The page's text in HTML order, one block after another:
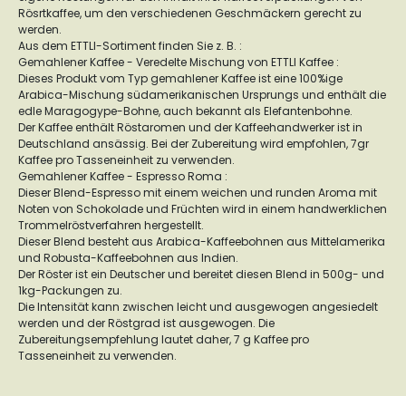
Rösrtkaffee, um den verschiedenen Geschmäckern gerecht zu
werden.
Aus dem ETTLI-Sortiment finden Sie z. B. :
Gemahlener Kaffee - Veredelte Mischung von ETTLI Kaffee :
Dieses Produkt vom Typ gemahlener Kaffee ist eine 100%ige
Arabica-Mischung südamerikanischen Ursprungs und enthält die
edle Maragogype-Bohne, auch bekannt als Elefantenbohne.
Der Kaffee enthält Röstaromen und der Kaffeehandwerker ist in
Deutschland ansässig. Bei der Zubereitung wird empfohlen, 7gr
Kaffee pro Tasseneinheit zu verwenden.
Gemahlener Kaffee - Espresso Roma :
Dieser Blend-Espresso mit einem weichen und runden Aroma mit
Noten von Schokolade und Früchten wird in einem handwerklichen
Trommelröstverfahren hergestellt.
Dieser Blend besteht aus Arabica-Kaffeebohnen aus Mittelamerika
und Robusta-Kaffeebohnen aus Indien.
Der Röster ist ein Deutscher und bereitet diesen Blend in 500g- und
1kg-Packungen zu.
Die Intensität kann zwischen leicht und ausgewogen angesiedelt
werden und der Röstgrad ist ausgewogen. Die
Zubereitungsempfehlung lautet daher, 7 g Kaffee pro
Tasseneinheit zu verwenden.